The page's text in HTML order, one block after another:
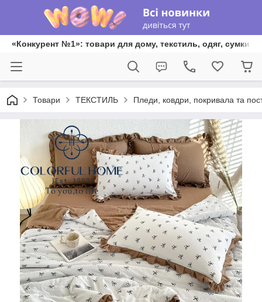
«Конкурент №1»: товари для дому, текстиль, одяг, сумки
Товари ТЕКСТИЛЬ Пледи, ковдри, покривала та